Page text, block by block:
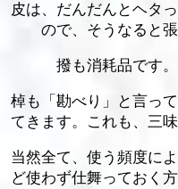
皮は、だんだんとヘタ
ので、そうなると
撥も消耗品です
棹も「勘べり」と言っ
てきます。これも、三
当然全て、使う頻度に
ど使わず仕舞っておく